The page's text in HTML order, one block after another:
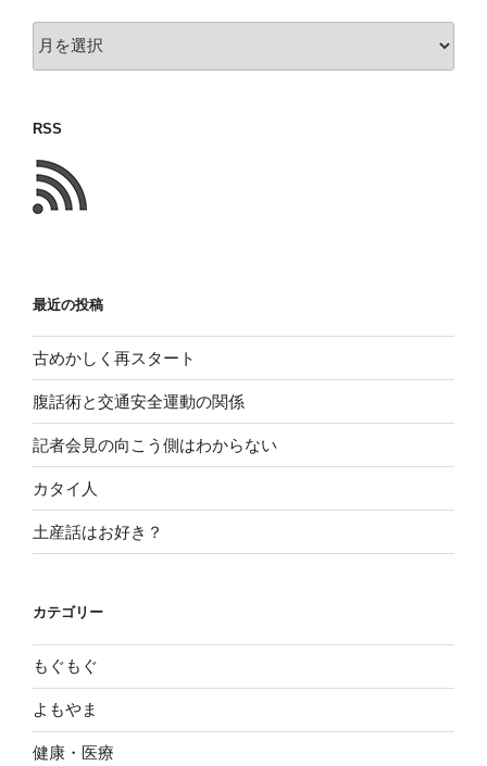
前
い
た
こ
と
RSS
最近の投稿
古めかしく再スタート
腹話術と交通安全運動の関係
記者会見の向こう側はわからない
カタイ人
土産話はお好き？
カテゴリー
もぐもぐ
よもやま
健康・医療